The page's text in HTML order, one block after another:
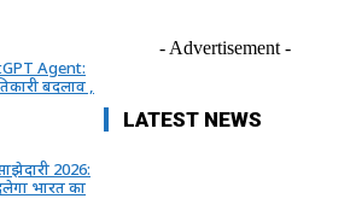
Agent:
बदलाव ,
2026:
भारत का
- Advertisement -
LATEST NEWS